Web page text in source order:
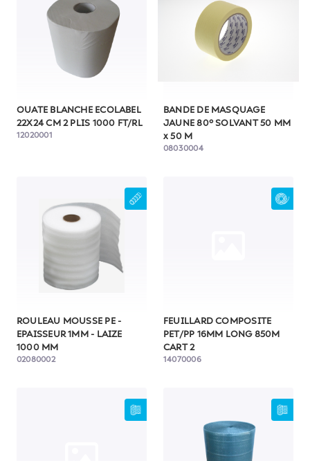
OUATE BLANCHE ECOLABEL
22X24 CM 2 PLIS 1000 FT/RL
12020001
BANDE DE MASQUAGE
JAUNE 80° SOLVANT 50 MM
x 50 M
08030004
ROULEAU MOUSSE PE -
EPAISSEUR 1MM - LAIZE
1000 MM
02080002
FEUILLARD COMPOSITE
PET/PP 16MM LONG 850M
CART 2
14070006